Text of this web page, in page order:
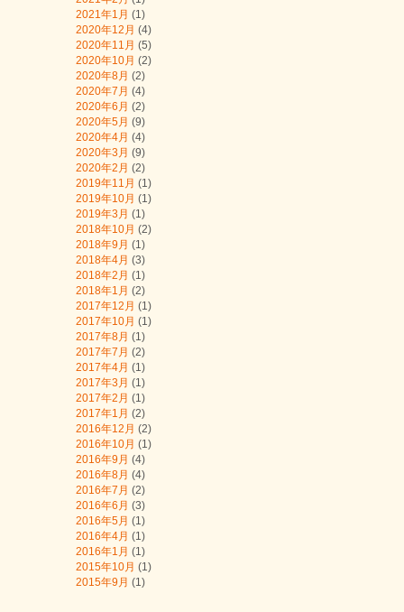
2021年1月 (1)
2020年12月 (4)
2020年11月 (5)
2020年10月 (2)
2020年8月 (2)
2020年7月 (4)
2020年6月 (2)
2020年5月 (9)
2020年4月 (4)
2020年3月 (9)
2020年2月 (2)
2019年11月 (1)
2019年10月 (1)
2019年3月 (1)
2018年10月 (2)
2018年9月 (1)
2018年4月 (3)
2018年2月 (1)
2018年1月 (2)
2017年12月 (1)
2017年10月 (1)
2017年8月 (1)
2017年7月 (2)
2017年4月 (1)
2017年3月 (1)
2017年2月 (1)
2017年1月 (2)
2016年12月 (2)
2016年10月 (1)
2016年9月 (4)
2016年8月 (4)
2016年7月 (2)
2016年6月 (3)
2016年5月 (1)
2016年4月 (1)
2016年1月 (1)
2015年10月 (1)
2015年9月 (1)